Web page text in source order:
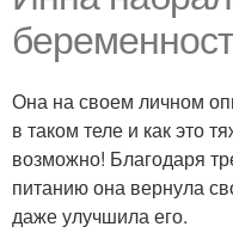
Она на своем личном
в таком теле и как это
возможно! Благодаря
питанию она вернула
даже улучшила его.